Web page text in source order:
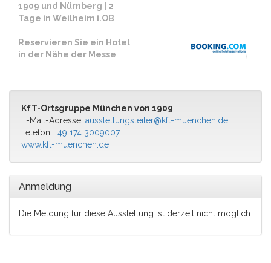
1909 und Nürnberg | 2
Tage in Weilheim i.OB
Reservieren Sie ein Hotel
in der Nähe der Messe
KfT-Ortsgruppe München von 1909
E-Mail-Adresse: ausstellungsleiter@kft-muenchen.de
Telefon: +49 174 3009007
www.kft-muenchen.de
Anmeldung
Die Meldung für diese Ausstellung ist derzeit nicht möglich.